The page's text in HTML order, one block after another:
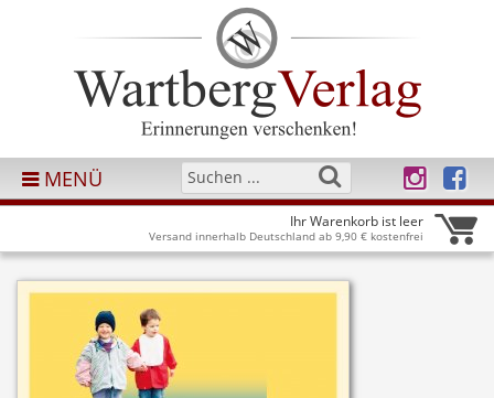
MENÜ
Ihr Warenkorb ist leer
Versand innerhalb Deutschland ab 9,90 € kostenfrei